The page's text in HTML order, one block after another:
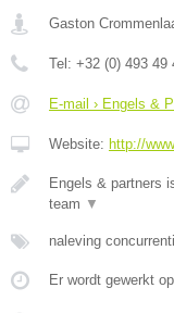
Gaston
Tel: +32 (0) 493 49
E-mail › Engels &
Website: http://
Engels & partners
team ▼
naleving
Er wordt gewerkt